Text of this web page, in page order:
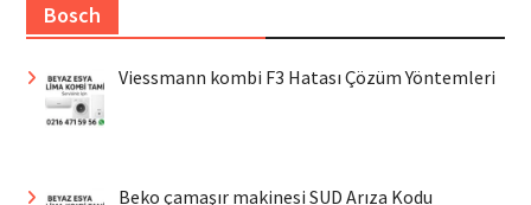
Bosch
Viessmann kombi F3 Hatası Çözüm Yöntemleri
Beko çamaşır makinesi SUD Arıza Kodu